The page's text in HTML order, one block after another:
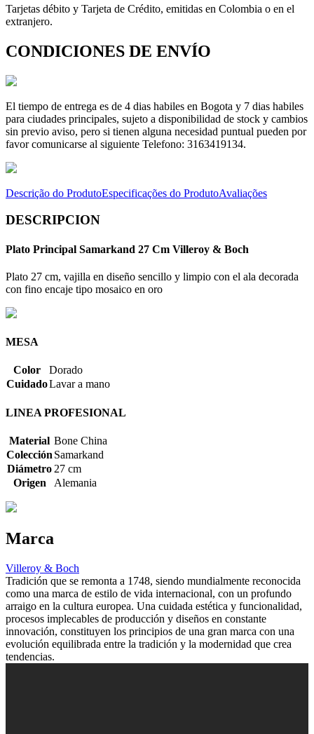
Tarjetas débito y Tarjeta de Crédito, emitidas en Colombia o en el
extranjero.
CONDICIONES DE ENVÍO
El tiempo de entrega es de 4 dias habiles en Bogota y 7 dias habiles
para ciudades principales, sujeto a disponibilidad de stock y cambios
sin previo aviso, pero si tienen alguna necesidad puntual pueden por
favor comunicarse al siguiente Telefono: 3163419134.
Descrição do ProdutoEspecificações do ProdutoAvaliações
DESCRIPCION
Plato Principal Samarkand 27 Cm Villeroy & Boch
Plato 27 cm, vajilla en diseño sencillo y limpio con el ala decorada
con fino encaje tipo mosaico en oro
MESA
Color
Dorado
CuidadoLavar a mano
LINEA PROFESIONAL
Material Bone China
Colección Samarkand
Diámetro 27 cm
Origen
Alemania
Marca
Villeroy & Boch
Tradición que se remonta a 1748, siendo mundialmente reconocida
como una marca de estilo de vida internacional, con un profundo
arraigo en la cultura europea. Una cuidada estética y funcionalidad,
procesos implecables de producción y diseños en constante
innovación, constituyen los principios de una gran marca con una
evolución equilibrada entre la tradición y la modernidad que crea
tendencias.